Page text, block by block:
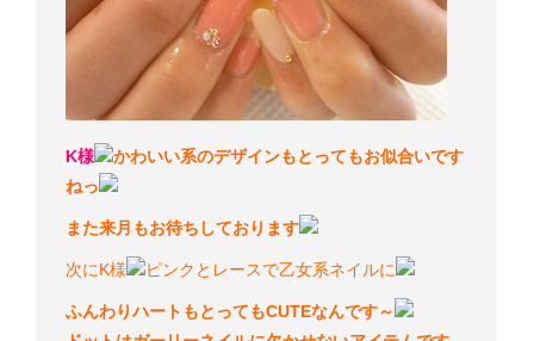
K様
かわいい系のデザインもとってもお似合いです
ねっ
また来月もお待ちしております
次にK様 ピンクとレースで乙女系ネイルに
ふんわりハートもとってもCUTEなんです～